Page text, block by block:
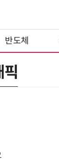
반도체